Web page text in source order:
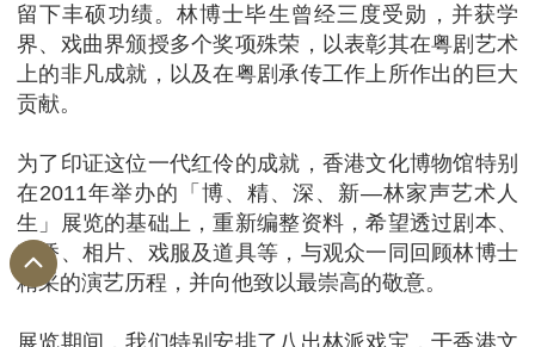
留下丰硕功绩。林博士毕生曾经三度受勋，并获学
界、戏曲界颁授多个奖项殊荣，以表彰其在粤剧艺术
上的非凡成就，以及在粤剧承传工作上所作出的巨大
贡献。
为了印证这位一代红伶的成就，香港文化博物馆特别
在2011年举办的「博、精、深、新—林家声艺术人
生」展览的基础上，重新编整资料，希望透过剧本、
戏桥、相片、戏服及道具等，与观众一同回顾林博士
精采的演艺历程，并向他致以最崇高的敬意。
展览期间，我们特别安排了八出林派戏宝，于香港文